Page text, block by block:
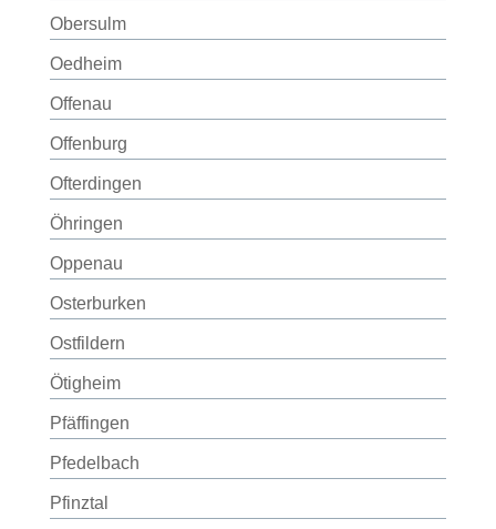
Obersulm
Oedheim
Offenau
Offenburg
Ofterdingen
Öhringen
Oppenau
Osterburken
Ostfildern
Ötigheim
Pfäffingen
Pfedelbach
Pfinztal